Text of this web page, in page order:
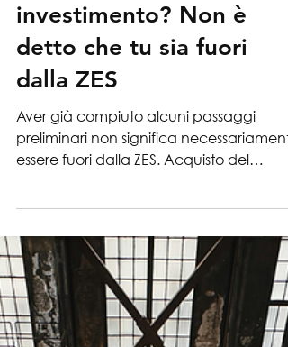
27 mag
News
Hai già iniziato un
investimento? Non è
detto che tu sia fuori
dalla ZES
Aver già compiuto alcuni passaggi
preliminari non significa